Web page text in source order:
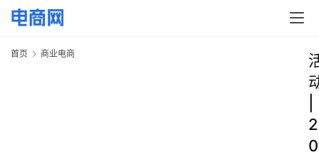
首页 商业电商
2
0